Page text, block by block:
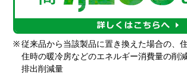
※ 従来品から当該製品に置き換えた場合の、
住時の暖冷房などのエネルギー消費量の削
排出削減量